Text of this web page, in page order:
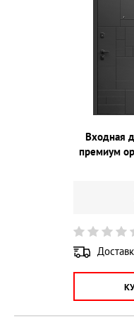
Входная
премиум